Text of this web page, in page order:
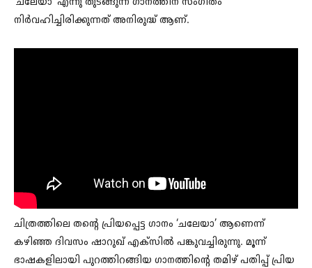
‘ചലേയാ’ എന്നു തുടങ്ങുന്ന ഗാനത്തിന് സംഗീതം
നിര്‍വഹിച്ചിരിക്കുന്നത് അനിരുദ്ധ് ആണ്.
ചിത്രത്തിലെ തന്റെ പ്രിയപ്പെട്ട ഗാനം ‘ചലേയാ’ ആണെന്ന്
കഴിഞ്ഞ ദിവസം ഷാറുഖ് എക്സില്‍ പങ്കുവച്ചിരുന്നു. മൂന്ന്
ഭാഷകളിലായി പുറത്തിറങ്ങിയ ഗാനത്തിന്റെ തമിഴ് പതിപ്പ് പ്രിയ